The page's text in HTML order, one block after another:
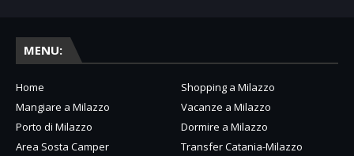
MENU:
Home
Shopping a Milazzo
Mangiare a Milazzo
Vacanze a Milazzo
Porto di Milazzo
Dormire a Milazzo
Area Sosta Camper
Transfer Catania-Milazzo